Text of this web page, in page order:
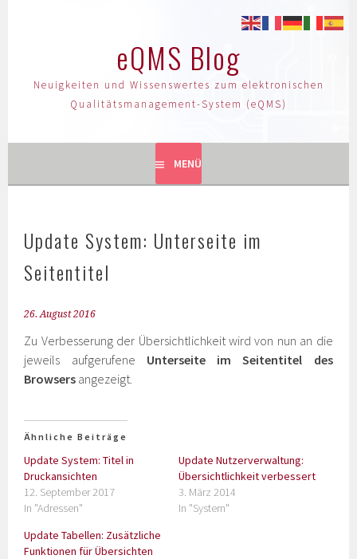
eQMS Blog
Neuigkeiten und Wissenswertes zum elektronischen
Qualitätsmanagement-System (eQMS)
MENÜ
Update System: Unterseite im
Seitentitel
26. August 2016
Zu Verbesserung der Übersichtlichkeit wird von nun an die
jeweils aufgerufene Unterseite im Seitentitel des
Browsers angezeigt.
Ähnliche Beiträge
Update System: Titel in
Druckansichten
12. September 2017
In "Adressen"
Update Nutzerverwaltung:
Übersichtlichkeit verbessert
3. März 2014
In "System"
Update Tabellen: Zusätzliche
Funktionen für Übersichten